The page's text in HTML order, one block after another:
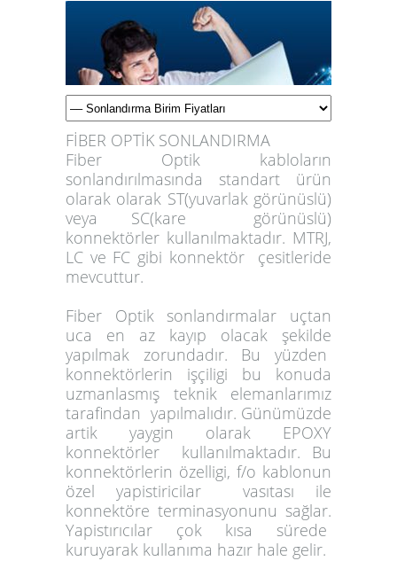
FİBER OPTİK SONLANDIRMA
Fiber Optik kabloların
sonlandırılmasında standart ürün
olarak olarak ST(yuvarlak görünüslü)
veya SC(kare görünüslü)
konnektörler kullanılmaktadır. MTRJ,
LC ve FC gibi konnektör çesitleride
mevcuttur.
Fiber Optik sonlandırmalar uçtan
uca en az kayıp olacak şekilde
yapılmak zorundadır. Bu yüzden
konnektörlerin işçiligi bu konuda
uzmanlasmış teknik elemanlarımız
tarafindan yapılmalıdır. Günümüzde
artik yaygin olarak EPOXY
konnektörler kullanılmaktadır. Bu
konnektörlerin özelligi, f/o kablonun
özel yapistiricilar vasıtası ile
konnektöre terminasyonunu sağlar.
Yapistırıcılar çok kısa sürede
kuruyarak kullanıma hazır hale gelir.